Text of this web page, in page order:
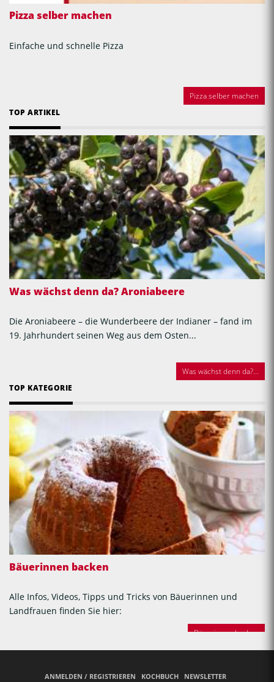
Pizza selber machen
Einfache und schnelle Pizza
Pizza selber machen
TOP ARTIKEL
Was wächst denn da? Aroniabeere
Die Aroniabeere – die Wunderbeere der Indianer – fand im
19. Jahrhundert seinen Weg aus dem Osten...
Was wächst denn da?...
TOP KATEGORIE
Bäuerinnen backen
Alle Infos, Videos, Tipps und Tricks von Bäuerinnen und
Landfrauen finden Sie hier:
Bäuerinnen backen
ANMELDEN / REGISTRIEREN KOCHBUCH NEWSLETTER